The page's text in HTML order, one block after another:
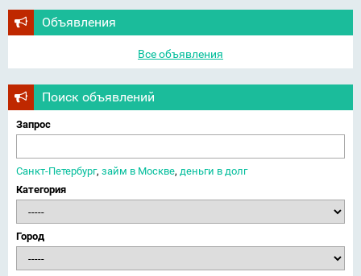
Объявления
Все объявления
Поиск объявлений
Запрос
Санкт-Петербург, займ в Москве, деньги в долг
Категория
Город